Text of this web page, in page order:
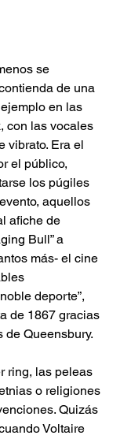
se
de una
en las
con las vocales
vibrato. Era el
el público,
los púgiles
aquellos
afiche de
Bull” a
más- el cine
deporte”,
de 1867 gracias
de Queensbury.
ring, las peleas
o religiones
Quizás
Voltaire